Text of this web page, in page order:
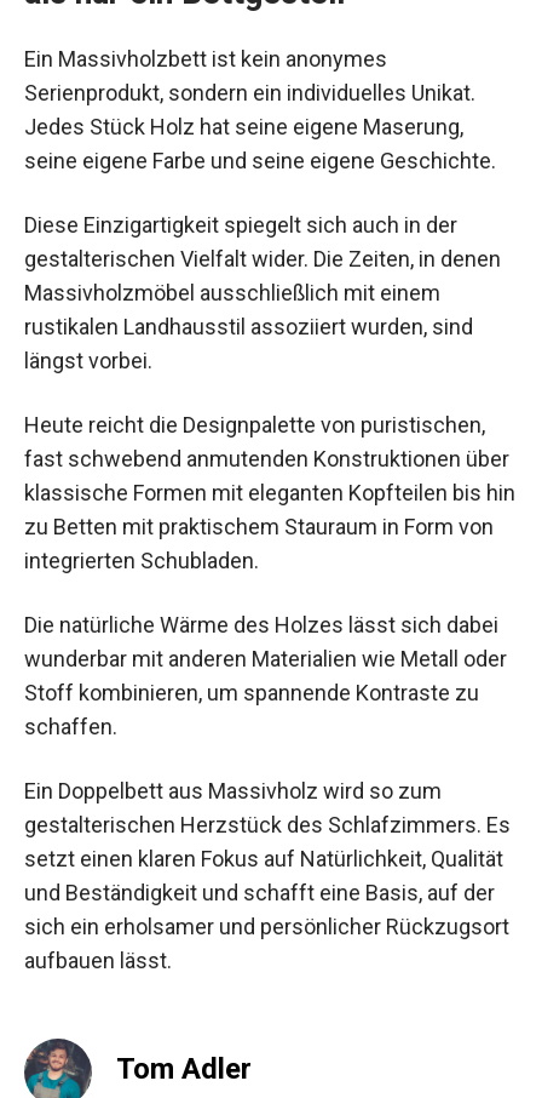
Ein Massivholzbett ist kein anonymes
Serienprodukt, sondern ein individuelles Unikat.
Jedes Stück Holz hat seine eigene Maserung,
seine eigene Farbe und seine eigene Geschichte.
Diese Einzigartigkeit spiegelt sich auch in der
gestalterischen Vielfalt wider. Die Zeiten, in denen
Massivholzmöbel ausschließlich mit einem
rustikalen Landhausstil assoziiert wurden, sind
längst vorbei.
Heute reicht die Designpalette von puristischen,
fast schwebend anmutenden Konstruktionen über
klassische Formen mit eleganten Kopfteilen bis hin
zu Betten mit praktischem Stauraum in Form von
integrierten Schubladen.
Die natürliche Wärme des Holzes lässt sich dabei
wunderbar mit anderen Materialien wie Metall oder
Stoff kombinieren, um spannende Kontraste zu
schaffen.
Ein Doppelbett aus Massivholz wird so zum
gestalterischen Herzstück des Schlafzimmers. Es
setzt einen klaren Fokus auf Natürlichkeit, Qualität
und Beständigkeit und schafft eine Basis, auf der
sich ein erholsamer und persönlicher Rückzugsort
aufbauen lässt.
Tom Adler